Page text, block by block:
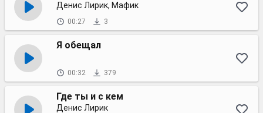
Денис Лирик, Мафик
00:27 3
Я обещал
00:32 379
Где ты и с кем
Денис Лирик